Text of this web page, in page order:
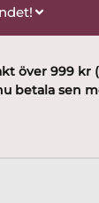
över 999 kr
betala sen